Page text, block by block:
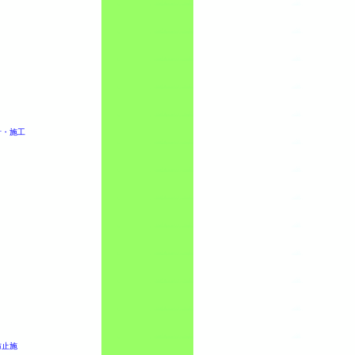
施工
施